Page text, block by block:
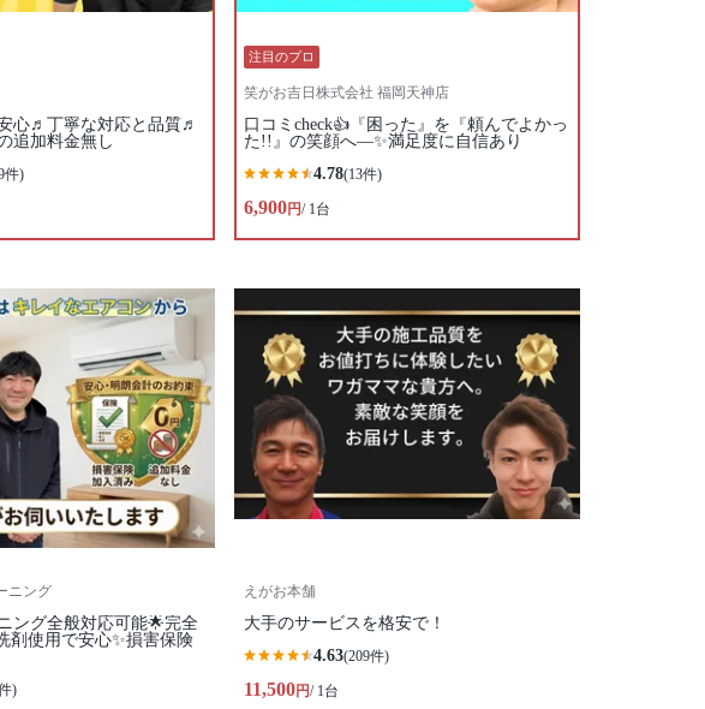
場合があ
心♬丁寧な対応と品質♬
追加料金無し
件)
注目のプロ
笑がお吉日株式会社 福岡天神店
口コミcheck👍『困った』を『頼んでよかっ
た!!』の笑顔へ—✨満足度に自信あり
4.78(13件)
6,900円/ 1台
ニング
ング全般対応可能🌟完全
剤使用で安心✨損害保険
)
えがお本舗
大手のサービスを格安で！
4.63(209件)
11,500円/ 1台